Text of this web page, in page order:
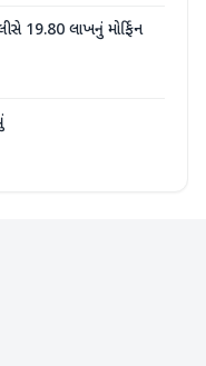
19.80 લાખનું મોર્ફિન